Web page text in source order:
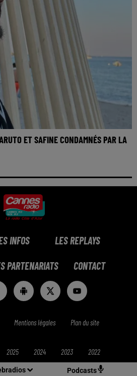
Podcasts
ET SAFINE CONDAMNÉS PAR LA
INFOS LES REPLAYS
PARTENARIATS CONTACT
Mentions légales Plan du site
2025 2024 2023 2022